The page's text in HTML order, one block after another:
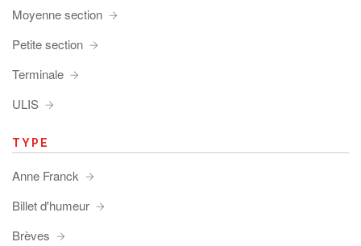
Moyenne section
Petite section
Terminale
ULIS
TYPE
Anne Franck
Billet d'humeur
Brèves